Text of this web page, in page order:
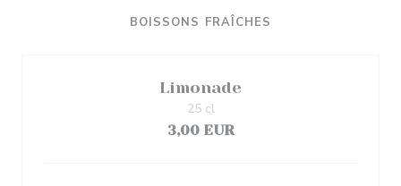
BOISSONS FRAÎCHES
Limonade
3,00 EUR
25 cl